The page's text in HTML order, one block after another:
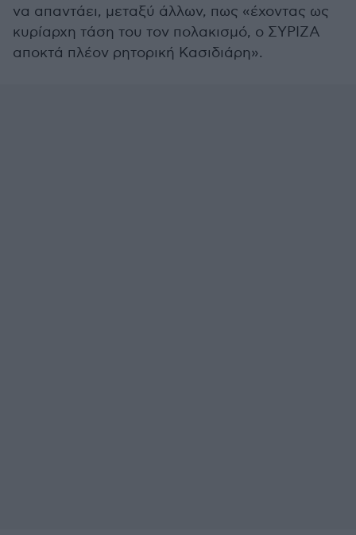
να απαντάει, μεταξύ άλλων, πως «έχοντας ως
κυρίαρχη τάση του τον πολακισμό, ο ΣΥΡΙΖΑ
αποκτά πλέον ρητορική Κασιδιάρη».